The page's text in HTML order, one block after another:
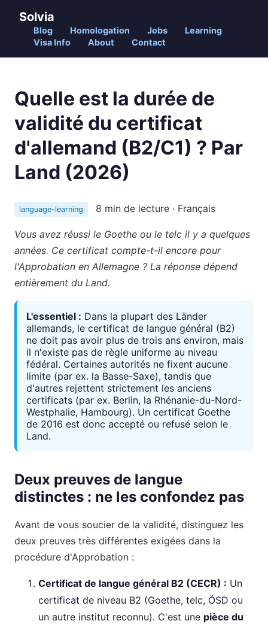
Solvia
Blog Homologation Jobs
Learning
Visa Info
About Contact
Quelle est la durée de
validité du certificat
d'allemand (B2/C1) ? Par
Land (2026)
language-learning 8 min de lecture · Français
Vous avez réussi le Goethe ou le telc il y a quelques
années. Ce certificat compte-t-il encore pour
l'Approbation en Allemagne ? La réponse dépend
entièrement du Land.
L'essentiel : Dans la plupart des Länder
allemands, le certificat de langue général (B2)
ne doit pas avoir plus de trois ans environ, mais
il n'existe pas de règle uniforme au niveau
fédéral. Certaines autorités ne fixent aucune
limite (par ex. la Basse-Saxe), tandis que
d'autres rejettent strictement les anciens
certificats (par ex. Berlin, la Rhénanie-du-Nord-
Westphalie, Hambourg). Un certificat Goethe
de 2016 est donc accepté ou refusé selon le
Land.
Deux preuves de langue
distinctes : ne les confondez pas
Avant de vous soucier de la validité, distinguez les
deux preuves très différentes exigées dans la
procédure d'Approbation :
Certificat de langue général B2 (CECR) : Un
certificat de niveau B2 (Goethe, telc, ÖSD ou
un autre institut reconnu). C'est une pièce du